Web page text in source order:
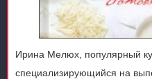
Ирина Мелюх, популярный
специализирующийся на